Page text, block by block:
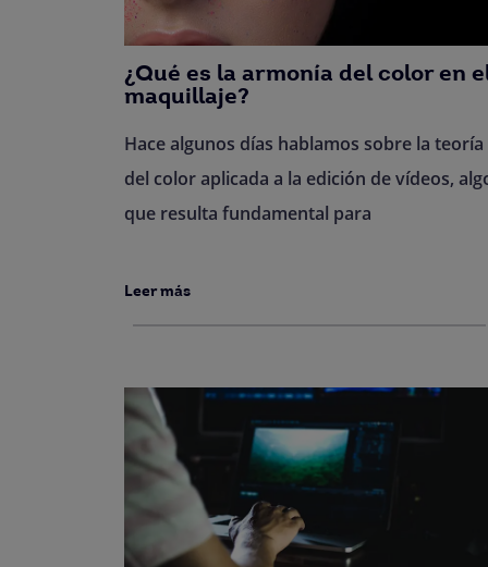
¿Qué es la armonía del color en
maquillaje?
Hace algunos días hablamos sobre la teoría
del color aplicada a la edición de vídeos,
que resulta fundamental para
Leer más